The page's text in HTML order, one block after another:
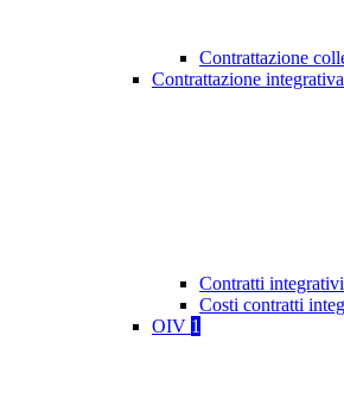
Contrattazione
Contrattazione integrativa
Contratti integrativi
Costi contratti
OIV 1